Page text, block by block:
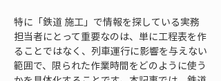
特に「鉄道 施工」で情報を探している実務
担当者にとって重要なのは、単に工程表を作
ることではなく、列車運行に影響を与えない
範囲で、限られた作業時間をどのように使う